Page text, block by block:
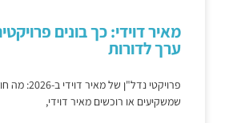
מאיר דוידי: כך בונים
ערך לדורות
פרויקטי נדל"ן
שמשקיעים או רוכשים מאיר דוידי,